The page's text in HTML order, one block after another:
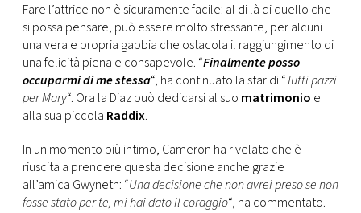
Fare l’attrice non è sicuramente facile: al di là di quello che
si possa pensare, può essere molto stressante, per alcuni
una vera e propria gabbia che ostacola il raggiungimento di
una felicità piena e consapevole. “Finalmente posso
occuparmi di me stessa“, ha continuato la star di “Tutti pazzi
per Mary“. Ora la Diaz può dedicarsi al suo matrimonio e
alla sua piccola Raddix.
In un momento più intimo, Cameron ha rivelato che è
riuscita a prendere questa decisione anche grazie
all’amica Gwyneth: “Una decisione che non avrei preso se non
fosse stato per te, mi hai dato il coraggio“, ha commentato.